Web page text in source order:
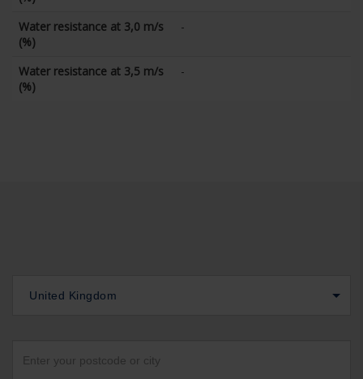
Water resistance at 3,0 m/s
(%)
-
Water resistance at 3,5 m/s
(%)
-
United Kingdom